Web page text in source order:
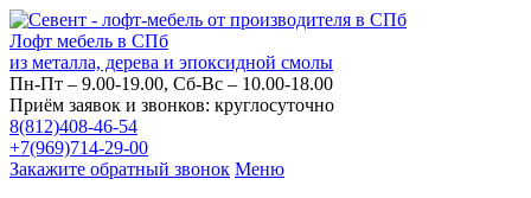
Лофт мебель в СПб
из металла, дерева и эпоксидной смолы
Пн-Пт – 9.00-19.00, Сб-Вс – 10.00-18.00
Приём заявок и звонков: круглосуточно
8(812)408-46-54
+7(969)714-29-00
Закажите обратный звонок Меню